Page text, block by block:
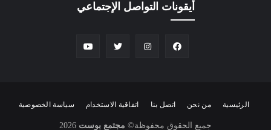
أيقونات التواصل الإجتماعي
الرئيسية من نحن اتصل بنا اتفاقية الاستخدام سياسة الخصوصية
جميع الحقوق محفوظة© مجتمع بوست 2026